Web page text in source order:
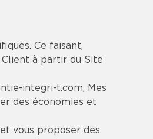
Ce faisant,
à partir du Site
integri-t.com, Mes
des économies et
vous proposer des